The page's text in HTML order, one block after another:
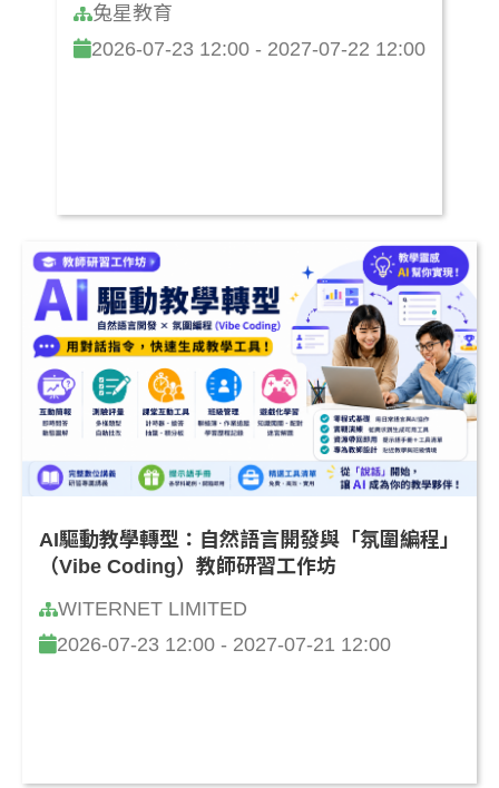
兔星教育
2026-07-23 12:00 - 2027-07-22 12:00
AI驅動教學轉型：自然語言開發與「氛圍編程」
（Vibe Coding）教師研習工作坊
WITERNET LIMITED
2026-07-23 12:00 - 2027-07-21 12:00